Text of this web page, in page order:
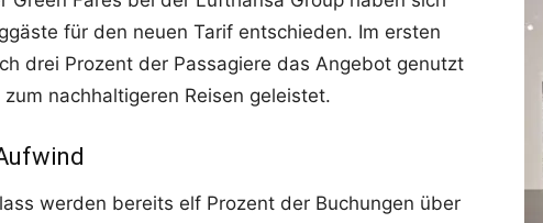
für den neuen Tarif entschieden. Im ersten
drei Prozent der Passagiere das Angebot genutzt
nachhaltigeren Reisen geleistet.
werden bereits elf Prozent der Buchungen über